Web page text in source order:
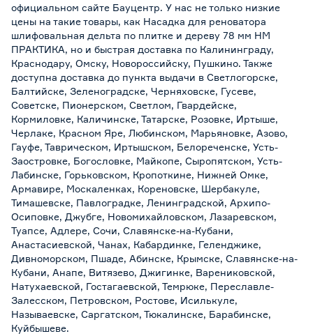
официальном сайте Бауцентр. У нас не только низкие
цены на такие товары, как Насадка для реноватора
шлифовальная дельта по плитке и дереву 78 мм HM
ПРАКТИКА, но и быстрая доставка по Калининграду,
Краснодару, Омску, Новороссийску, Пушкино. Также
доступна доставка до пункта выдачи в Светлогорске,
Балтийске, Зеленоградске, Черняховске, Гусеве,
Советске, Пионерском, Светлом, Гвардейске,
Кормиловке, Каличинске, Татарске, Розовке, Иртыше,
Черлаке, Красном Яре, Любинском, Марьяновке, Азово,
Гауфе, Таврическом, Иртышском, Белореченске, Усть-
Заостровке, Богословке, Майкопе, Сыропятском, Усть-
Лабинске, Горьковском, Кропоткине, Нижней Омке,
Армавире, Москаленках, Кореновске, Шербакуле,
Тимашевске, Павлоградке, Ленинградской, Архипо-
Осиповке, Джубге, Новомихайловском, Лазаревском,
Туапсе, Адлере, Сочи, Славянске-на-Кубани,
Анастасиевской, Чанах, Кабардинке, Геленджике,
Дивноморском, Пшаде, Абинске, Крымске, Славянске-на-
Кубани, Анапе, Витязево, Джигинке, Варениковской,
Натухаевской, Гостагаевской, Темрюке, Переславле-
Залесском, Петровском, Ростове, Исилькуле,
Называевске, Саргатском, Тюкалинске, Барабинске,
Куйбышеве.